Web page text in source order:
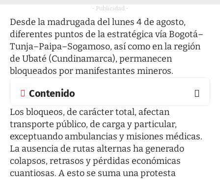
- Publicidad -
Desde la madrugada del lunes 4 de agosto,
diferentes puntos de la estratégica vía Bogotá–
Tunja–Paipa–Sogamoso, así como en la región
de Ubaté (Cundinamarca), permanecen
bloqueados por manifestantes mineros.
Contenido
Los bloqueos, de carácter total, afectan
transporte público, de carga y particular,
exceptuando ambulancias y misiones médicas.
La ausencia de rutas alternas ha generado
colapsos, retrasos y pérdidas económicas
cuantiosas. A esto se suma una protesta